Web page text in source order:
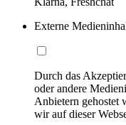
Externe
Durch das
oder andere
Anbietern gehostet
wir auf dieser